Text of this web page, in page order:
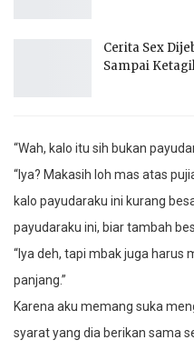
Cerita Sex
Sampai
“Wah, kalo itu sih bukan
“Iya? Makasih loh mas atas
kalo payudaraku ini kurang
payudaraku ini, biar tambah
“Iya deh, tapi mbak juga harus
panjang.”
Karena aku memang suka
syarat yang dia berikan sama